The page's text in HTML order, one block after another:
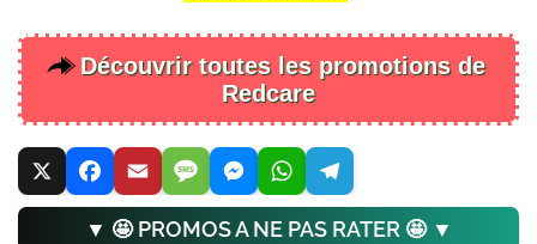
Découvrir toutes les promotions de
Redcare
▼ 🤩 PROMOS A NE PAS RATER 🤩 ▼